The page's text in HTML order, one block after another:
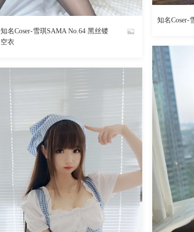
102 阅读 0 回复
By
知名Coser-雪琪SAMA No.64 黑丝镂
空衣
魅丝社
知名Coser-